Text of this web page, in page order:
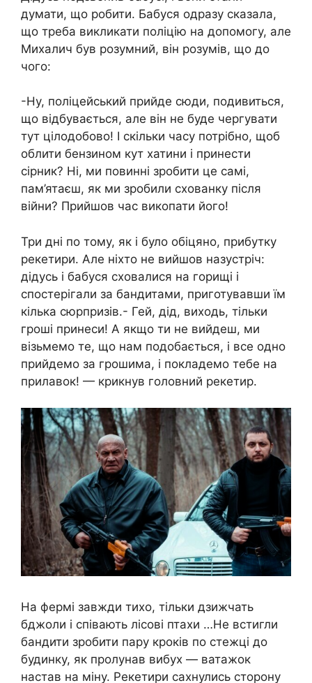
думати, що робити. Бабуся одразу сказала,
що треба викликати поліцію на допомогу, але
Михалич був розумний, він розумів, що до
чого:
-Ну, поліцейський прийде сюди, подивиться,
що відбувається, але він не буде чергувати
тут цілодобово! І скільки часу потрібно, щоб
облити бензином кут хатини і принести
сірник? Ні, ми повинні зробити це самі,
пам’ятаєш, як ми зробили схованку після
війни? Прийшов час викопати його!
Три дні по тому, як і було обіцяно, прибутку
рекетири. Але ніхто не вийшов назустріч:
дідусь і бабуся сховалися на горищі і
спостерігали за бандитами, приготувавши їм
кілька сюрпризів.- Гей, дід, виходь, тільки
гроші принеси! А якщо ти не вийдеш, ми
візьмемо те, що нам подобається, і все одно
прийдемо за грошима, і покладемо тебе на
прилавок! — крикнув головний рекетир.
На фермі завжди тихо, тільки дзижчать
бджоли і співають лісові птахи …Не встигли
бандити зробити пару кроків по стежці до
будинку, як пролунав вибух — ватажок
настав на міну. Рекетири сахнулись сторону